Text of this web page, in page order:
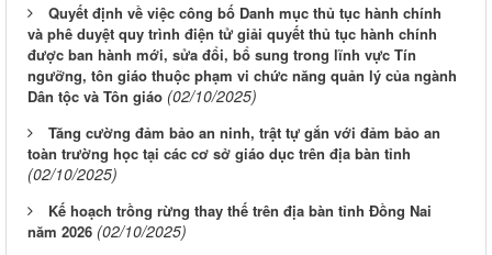
Quyết định về việc công bố Danh mục thủ tục hành chính
và phê duyệt quy trình điện tử giải quyết thủ tục hành chính
được ban hành mới, sửa đổi, bổ sung trong lĩnh vực Tín
ngưỡng, tôn giáo thuộc phạm vi chức năng quản lý của ngành
Dân tộc và Tôn giáo (02/10/2025)
Tăng cường đảm bảo an ninh, trật tự gắn với đảm bảo an
toàn trường học tại các cơ sở giáo dục trên địa bàn tỉnh
(02/10/2025)
Kế hoạch trồng rừng thay thế trên địa bàn tỉnh Đồng Nai
năm 2026 (02/10/2025)